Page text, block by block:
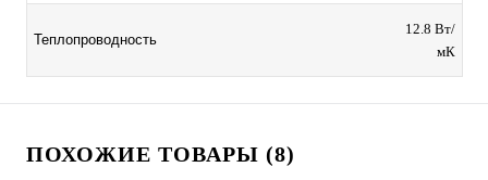
Теплопроводность
12.8 Вт/
мК
ПОХОЖИЕ ТОВАРЫ (8)